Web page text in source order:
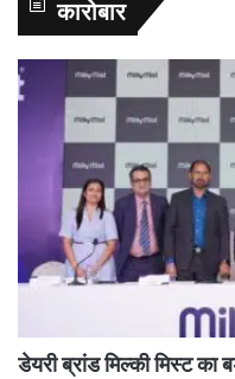
कारोबार
डेयरी ब्रांड मिल्की मिस्ट